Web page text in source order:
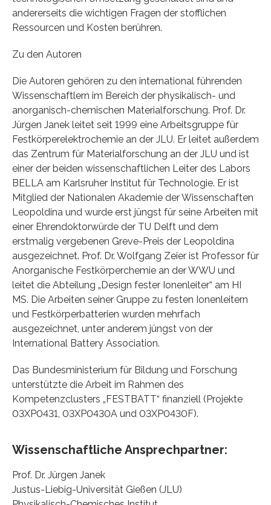
andererseits die wichtigen Fragen der stofflichen
Ressourcen und Kosten berühren.
Zu den Autoren
Die Autoren gehören zu den international führenden
Wissenschaftlern im Bereich der physikalisch- und
anorganisch-chemischen Materialforschung. Prof. Dr.
Jürgen Janek leitet seit 1999 eine Arbeitsgruppe für
Festkörperelektrochemie an der JLU. Er leitet außerdem
das Zentrum für Materialforschung an der JLU und ist
einer der beiden wissenschaftlichen Leiter des Labors
BELLA am Karlsruher Institut für Technologie. Er ist
Mitglied der Nationalen Akademie der Wissenschaften
Leopoldina und wurde erst jüngst für seine Arbeiten mit
einer Ehrendoktorwürde der TU Delft und dem
erstmalig vergebenen Greve-Preis der Leopoldina
ausgezeichnet. Prof. Dr. Wolfgang Zeier ist Professor für
Anorganische Festkörperchemie an der WWU und
leitet die Abteilung „Design fester Ionenleiter“ am HI
MS. Die Arbeiten seiner Gruppe zu festen Ionenleitern
und Festkörperbatterien wurden mehrfach
ausgezeichnet, unter anderem jüngst von der
International Battery Association.
Das Bundesministerium für Bildung und Forschung
unterstützte die Arbeit im Rahmen des
Kompetenzclusters „FESTBATT“ finanziell (Projekte
03XP0431, 03XP0430A und 03XP0430F).
Wissenschaftliche Ansprechpartner:
Prof. Dr. Jürgen Janek
Justus-Liebig-Universität Gießen (JLU)